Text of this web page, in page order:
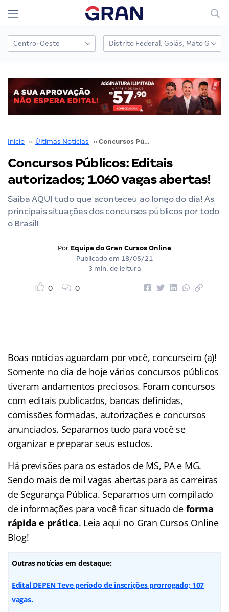
Início ›› Últimas Notícias ›› Concursos Públicos: Editais autorizados; 1.060 vagas abertas!
Concursos Públicos: Editais
autorizados; 1.060 vagas abertas!
Saiba AQUI tudo que aconteceu ao longo do dia! As
principais situações dos concursos públicos por todo
o Brasil!
Por Equipe do Gran Cursos Online
Publicado em 18/05/21
3 min. de leitura
0 0
Boas notícias aguardam por você, concurseiro (a)!
Somente no dia de hoje vários concursos públicos
tiveram andamentos preciosos. Foram concursos
com editais publicados, bancas definidas,
comissões formadas, autorizações e concursos
anunciados. Separamos tudo para você se
organizar e preparar seus estudos.
Há previsões para os estados de MS, PA e MG.
Sendo mais de mil vagas abertas para as carreiras
de Segurança Pública. Separamos um compilado
de informações para você ficar situado de forma
rápida e prática. Leia aqui no Gran Cursos Online
Blog!
Outras notícias em destaque:
Edital DEPEN Teve período de inscrições prorrogado; 107
vagas.